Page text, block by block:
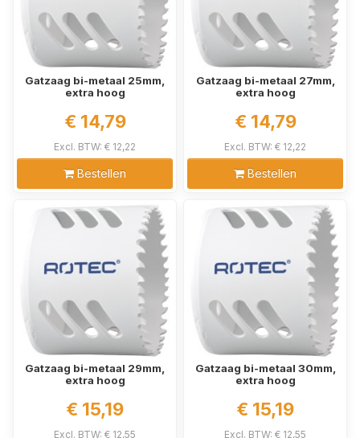
Gatzaag bi-metaal 25mm,
extra hoog
€ 14,79
Excl. BTW: € 12,22
Bestellen
Gatzaag bi-metaal 27mm,
extra hoog
€ 14,79
Excl. BTW: € 12,22
Bestellen
Gatzaag bi-metaal 29mm,
extra hoog
€ 15,19
Excl. BTW: € 12,55
Gatzaag bi-metaal 30mm,
extra hoog
€ 15,19
Excl. BTW: € 12,55